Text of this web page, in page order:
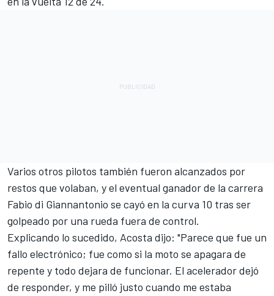
Varios otros pilotos también fueron alcanzados por
restos que volaban, y el eventual ganador de la carrera
Fabio di Giannantonio se cayó en la curva 10 tras ser
golpeado por una rueda fuera de control.
Explicando lo sucedido, Acosta dijo: "Parece que fue un
fallo electrónico; fue como si la moto se apagara de
repente y todo dejara de funcionar. El acelerador dejó
de responder, y me pilló justo cuando me estaba